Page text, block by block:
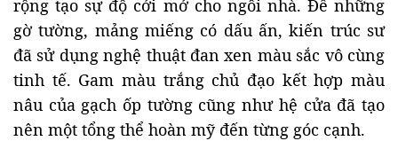
rộng tạo sự độ cởi mở cho ngôi nhà. Để những
gờ tường, mảng miếng có dấu ấn, kiến trúc sư
đã sử dụng nghệ thuật đan xen màu sắc vô cùng
tinh tế. Gam màu trắng chủ đạo kết hợp màu
nâu của gạch ốp tường cũng như hệ cửa đã tạo
nên một tổng thể hoàn mỹ đến từng góc cạnh.